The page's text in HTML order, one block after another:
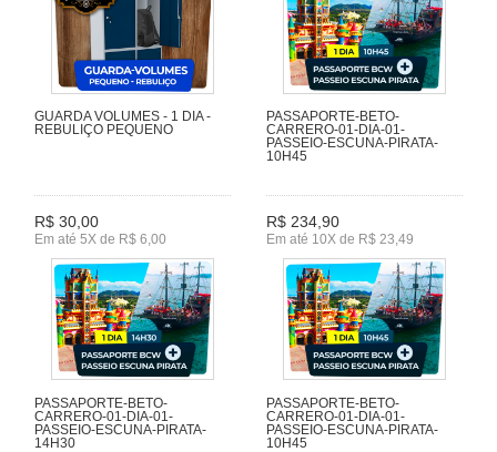
GUARDA VOLUMES - 1 DIA -
REBULIÇO PEQUENO
R$ 30,00
Em até 5X de R$ 6,00
PASSAPORTE-BETO-
CARRERO-01-DIA-01-
PASSEIO-ESCUNA-PIRATA-
10H45
R$ 234,90
Em até 10X de R$ 23,49
PASSAPORTE-BETO-
CARRERO-01-DIA-01-
PASSEIO-ESCUNA-PIRATA-
14H30
PASSAPORTE-BETO-
CARRERO-01-DIA-01-
PASSEIO-ESCUNA-PIRATA-
10H45